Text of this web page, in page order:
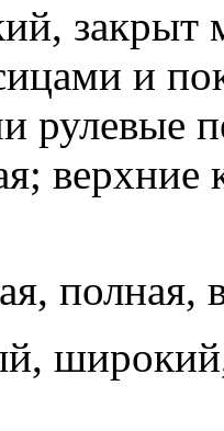
и
рулевые
верхние
полная,